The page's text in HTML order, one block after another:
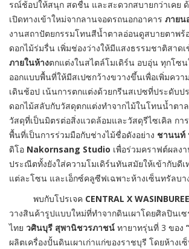
รณ์ช้อปให้สนุก สดชื่น และสะดวกสบายกว่าเคย
เปิดทางเข้าใหม่จากลานจอดรถนอกอาคาร ภายน
งานสถาปัตยกรรมโทนสีน้ำตาลอ่อนดูสบายตาพร้
ดอกไม้ร่มรื่น เพิ่มช่องว่างให้มีแสงธรรมชาติสาด
ภายในห้างตกแต่งในสไตล์โมเดิร์น อบอุ่น ทุกโซ
ออกแบบพื้นที่ให้มีสเปซกว้างขวางขึ้นเพื่อเพิ่มควา
เดินช้อป เน้นการตกแต่งด้วยกรีนสเปซที่ประดับป
ดอกไม้สลับกับวัสดุตกแต่งทำจากไม้ในโทนน้ำตา
วัสดุที่เป็นมิตรต่อสิ่งแวดล้อมและวัสดุรีไซเคิล กา
พื้นที่เป็นการร่วมมือกับช่างไม้ชื่อดังอย่าง ชานนท์
ดิโอ Nakornsang Studio เพื่อร่วมคราฟต์ผลง
ประณีตทั้งยังใส่ความโมเดิร์นทันสมัยให้เข้ากับดี
แต่ละโซน และเอ็กซ์คลูซีฟเฉพาะห้างเซ็นทรัลบา
พบกับโปรเจค CENTRAL X WASINBUREE
วางสินค้ารูปแบบใหม่ที่ทำจากดินเผาโดยศิลปินเ
ไทย วศินบุรี สุพานิชวรภาชน์ ทายาทรุ่นที่ 3 ของ
ผลิตเครื่องปั้นดินเผาเก่าแก่ของราชบุรี โดยห้างเ